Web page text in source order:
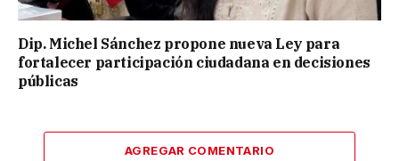
Dip. Michel Sánchez propone nueva Ley para
fortalecer participación ciudadana en decisiones
públicas
AGREGAR COMENTARIO